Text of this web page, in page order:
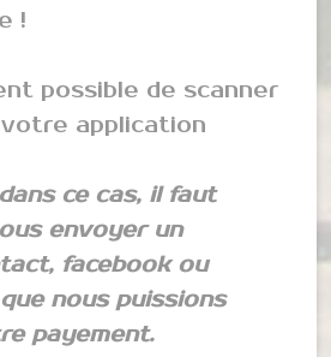
!
possible de scanner
application
ce cas, il faut
envoyer un
facebook ou
nous puissions
payement.